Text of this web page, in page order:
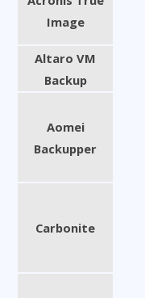
Image
Altaro VM
Backup
Aomei
Backupper
Carbonite